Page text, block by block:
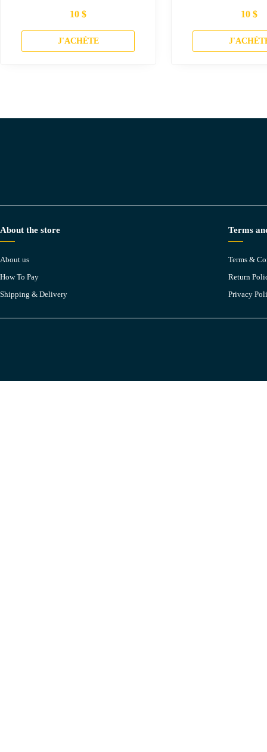
10 $
J'ACHÈTE
10 $
About the store
About us
How To Pay
Shipping & Delivery
Terms
Terms &
Return
Privacy